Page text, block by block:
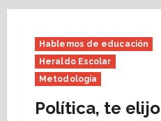
Hablemos de educación
Heraldo Escolar
Metodología
Política, te elijo